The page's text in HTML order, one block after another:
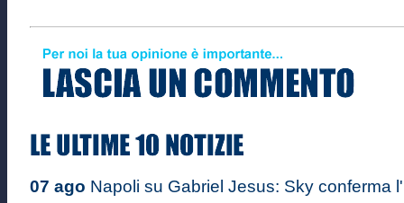
07 ago Napoli su Gabriel Jesus: Sky conferma